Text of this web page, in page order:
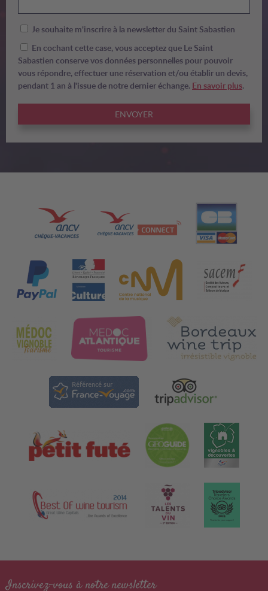
Je souhaite m'inscrire à la newsletter du Saint Sabastien
En cochant cette case, vous acceptez que Le Saint
Sabastien conserve vos données personnelles pour pouvoir
vous répondre, effectuer une réservation et/ou établir un devis,
pendant 1 an à l'issue de notre dernier échange. En savoir plus.
ENVOYER
Inscrivez-vous à notre newsletter